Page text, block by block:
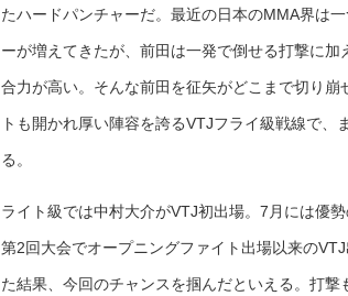
たハードパンチャーだ。最近の日本のMMA界は
ーが増えてきたが、前田は一発で倒せる打撃に
合力が高い。そんな前田を征矢がどこまで切り
トも開かれ厚い陣容を誇るVTJフライ級戦線で
る。
ライト級では中村大介がVTJ初出場。7月には優
第2回大会でオープニングファイト出場以来の
た結果、今回のチャンスを掴んだといえる。打撃